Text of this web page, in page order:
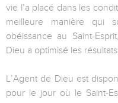
vie l’a placé dans les
meilleure manière qui
obéissance au Saint-
Dieu a optimisé les
L’Agent de Dieu est
pour le jour où le Saint-